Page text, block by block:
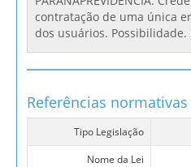
Referências normativas
Tipo Legislação
Nome da Lei